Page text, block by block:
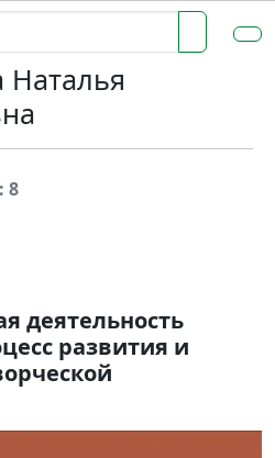
Наталья
8
деятельность
развития и